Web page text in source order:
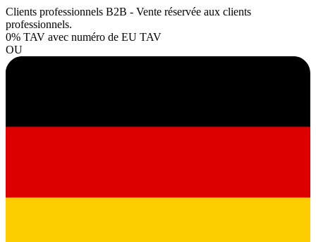
Clients professionnels B2B - Vente réservée aux clients
professionnels.
0% TAV avec numéro de EU TAV
OU